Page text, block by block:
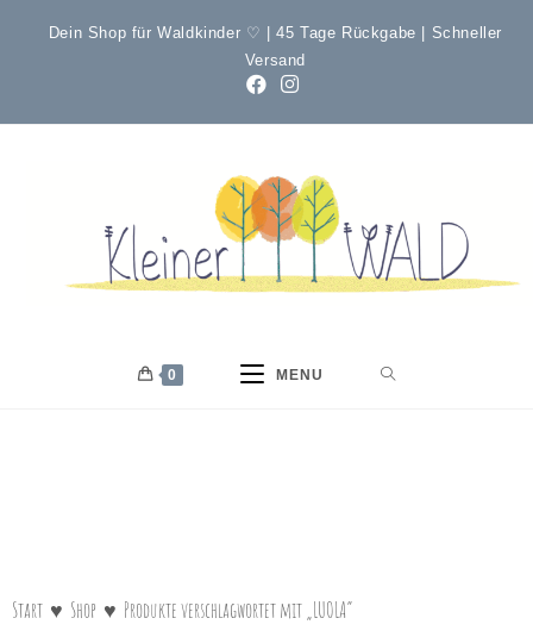
Dein Shop für Waldkinder ♡ | 45 Tage Rückgabe | Schneller
Versand
0 MENU
Start ♥ Shop ♥ Produkte verschlagwortet mit „LUOLA“